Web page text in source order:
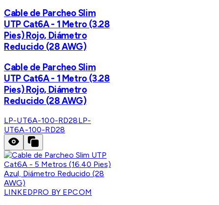
Cable de Parcheo Slim
UTP Cat6A - 1 Metro (3.28
Pies) Rojo, Diámetro
Reducido (28 AWG)
Cable de Parcheo Slim
UTP Cat6A - 1 Metro (3.28
Pies) Rojo, Diámetro
Reducido (28 AWG)
LP-UT6A-100-RD28LP-
UT6A-100-RD28
LINKEDPRO BY EPCOM